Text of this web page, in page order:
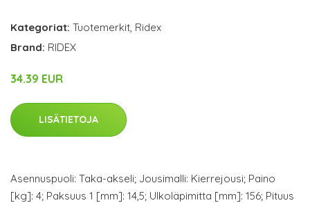
Kategoriat: Tuotemerkit Ridex
Brand: RIDEX
34.39 EUR
LISÄTIETOJA
Asennuspuoli: Taka-akseli; Jousimalli: Kierrejousi; Paino
[kg]: 4; Paksuus 1 [mm]: 14,5; Ulkoläpimitta [mm]: 156; Pituus